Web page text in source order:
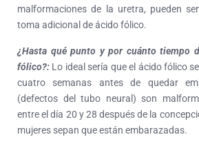
malformaciones de la uretra, pueden
toma adicional de ácido fólico.
¿Hasta qué punto y por cuánto tiempo
fólico?: Lo ideal sería que el ácido fólico
cuatro semanas antes de quedar
(defectos del tubo neural) son
entre el día 20 y 28 después de la
mujeres sepan que están embarazadas.